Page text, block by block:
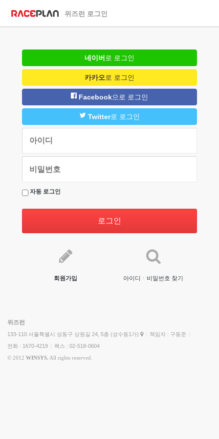
위즈런 로그인
네이버 로 로그인
카카오로 로그인
Facebook으로 로그인
Twitter로 로그인
자동 로그인
로그인
회원가입 아이디ㆍ비밀번호 찾기
위즈런
133-110 서울특별시 성동구 상원길 24, 5층 (성수동1가) 책임자 : 구동준
전화 : 1670-4219
팩스 : 02-518-0604
© 2012 WINSYS. All rights reserved.